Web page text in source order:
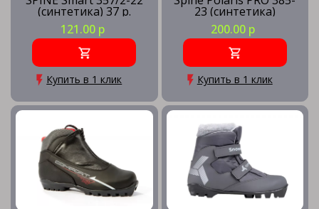
(синтетика) 37 р.
121.00 р
Купить в 1 клик
23 (синтетика)
200.00 р
Купить в 1 клик